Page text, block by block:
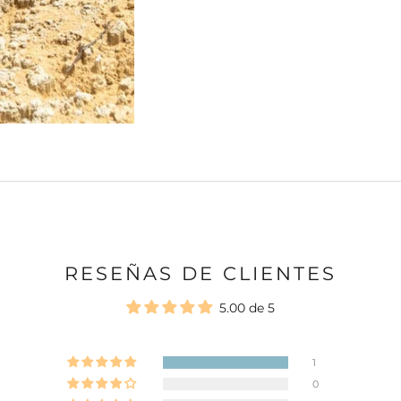
RESEÑAS DE CLIENTES
5.00 de 5
1
0